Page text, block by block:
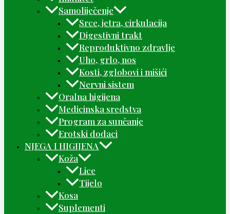
Samoliječenje
Srce, jetra, cirkulacija
Digestivni trakt
Reproduktivno zdravlje
Uho, grlo, nos
Kosti, zglobovi i mišići
Nervni sistem
Oralna higijena
Medicinska sredstva
Program za sunčanje
Erotski dodaci
NJEGA I HIGIJENA
Koža
Lice
Tijelo
Kosa
Suplementi